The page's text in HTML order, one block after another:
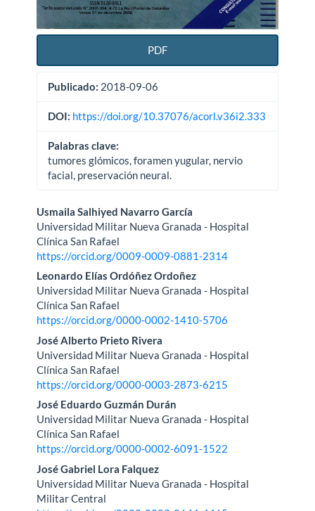
PDF
Publicado: 2018-09-06
DOI: https://doi.org/10.37076/acorl.v36i2.333
Palabras clave:
tumores glómicos, foramen yugular, nervio
facial, preservación neural.
Contenido
principal
del
artículo
Usmaila Salhiyed Navarro García
Universidad Militar Nueva Granada - Hospital
Clínica San Rafael
https://orcid.org/0009-0009-0881-2314
Leonardo Elías Ordóñez Ordoñez
Universidad Militar Nueva Granada - Hospital
Clínica San Rafael
https://orcid.org/0000-0002-1410-5706
José Alberto Prieto Rivera
Universidad Militar Nueva Granada - Hospital
Clínica San Rafael
https://orcid.org/0000-0003-2873-6215
José Eduardo Guzmán Durán
Universidad Militar Nueva Granada - Hospital
Clínica San Rafael
https://orcid.org/0000-0002-6091-1522
José Gabriel Lora Falquez
Universidad Militar Nueva Granada - Hospital
Militar Central